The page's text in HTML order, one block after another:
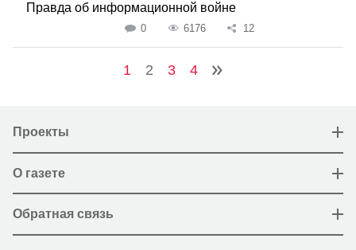
Правда об информационной войне
0 6176 12
1 2 3 4
Проекты
О газете
Обратная связь